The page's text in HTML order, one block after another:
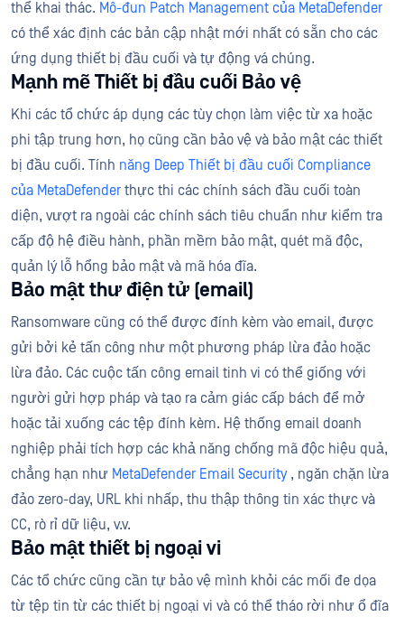
thể khai thác. Mô-đun Patch Management của MetaDefender
có thể xác định các bản cập nhật mới nhất có sẵn cho các
ứng dụng thiết bị đầu cuối và tự động vá chúng.
Mạnh mẽ Thiết bị đầu cuối Bảo vệ
Khi các tổ chức áp dụng các tùy chọn làm việc từ xa hoặc
phi tập trung hơn, họ cũng cần bảo vệ và bảo mật các thiết
bị đầu cuối. Tính năng Deep Thiết bị đầu cuối Compliance
của MetaDefender thực thi các chính sách đầu cuối toàn
diện, vượt ra ngoài các chính sách tiêu chuẩn như kiểm tra
cấp độ hệ điều hành, phần mềm bảo mật, quét mã độc,
quản lý lỗ hổng bảo mật và mã hóa đĩa.
Bảo mật thư điện tử (email)
Ransomware cũng có thể được đính kèm vào email, được
gửi bởi kẻ tấn công như một phương pháp lừa đảo hoặc
lừa đảo. Các cuộc tấn công email tinh vi có thể giống với
người gửi hợp pháp và tạo ra cảm giác cấp bách để mở
hoặc tải xuống các tệp đính kèm. Hệ thống email doanh
nghiệp phải tích hợp các khả năng chống mã độc hiệu quả,
chẳng hạn như MetaDefender Email Security, ngăn chặn lừa
đảo zero-day, URL khi nhấp, thu thập thông tin xác thực và
CC, rò rỉ dữ liệu, v.v.
Bảo mật thiết bị ngoại vi
Các tổ chức cũng cần tự bảo vệ mình khỏi các mối đe dọa
từ tệp tin từ các thiết bị ngoại vi và có thể tháo rời như ổ đĩa